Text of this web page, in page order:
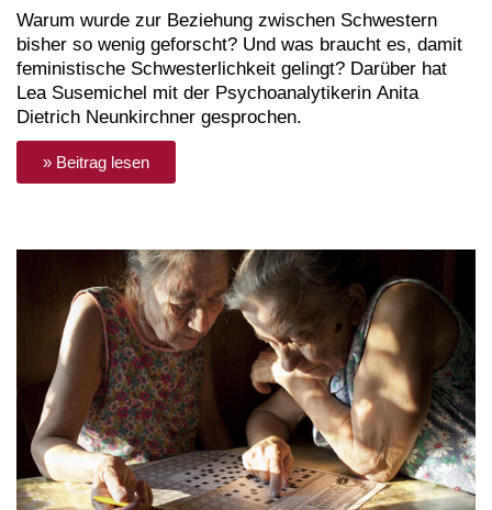
Warum wurde zur Beziehung zwischen Schwestern
bisher so wenig geforscht? Und was braucht es, damit
feministische Schwesterlichkeit gelingt? Darüber hat
Lea Susemichel mit der Psychoanalytikerin Anita
Dietrich Neunkirchner gesprochen.
» Beitrag lesen